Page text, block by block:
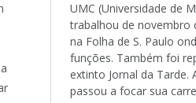
UMC (Universidade de
trabalhou de novembro
na Folha de S. Paulo
funções. Também foi
extinto Jornal da Tarde.
passou a focar sua